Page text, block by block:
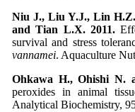
Niu J., Liu Y.J., Lin
and Tian L.X. 2011.
survival and stress
vannamei. Aquaculture
Ohkawa H., Ohishi N.
peroxides in animal
Analytical Biochemistry,